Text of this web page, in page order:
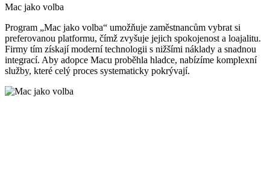
Mac jako volba
Program „Mac jako volba“ umožňuje zaměstnancům vybrat si
preferovanou platformu, čímž zvyšuje jejich spokojenost a loajalitu.
Firmy tím získají moderní technologii s nižšími náklady a snadnou
integrací. Aby adopce Macu proběhla hladce, nabízíme komplexní
služby, které celý proces systematicky pokrývají.